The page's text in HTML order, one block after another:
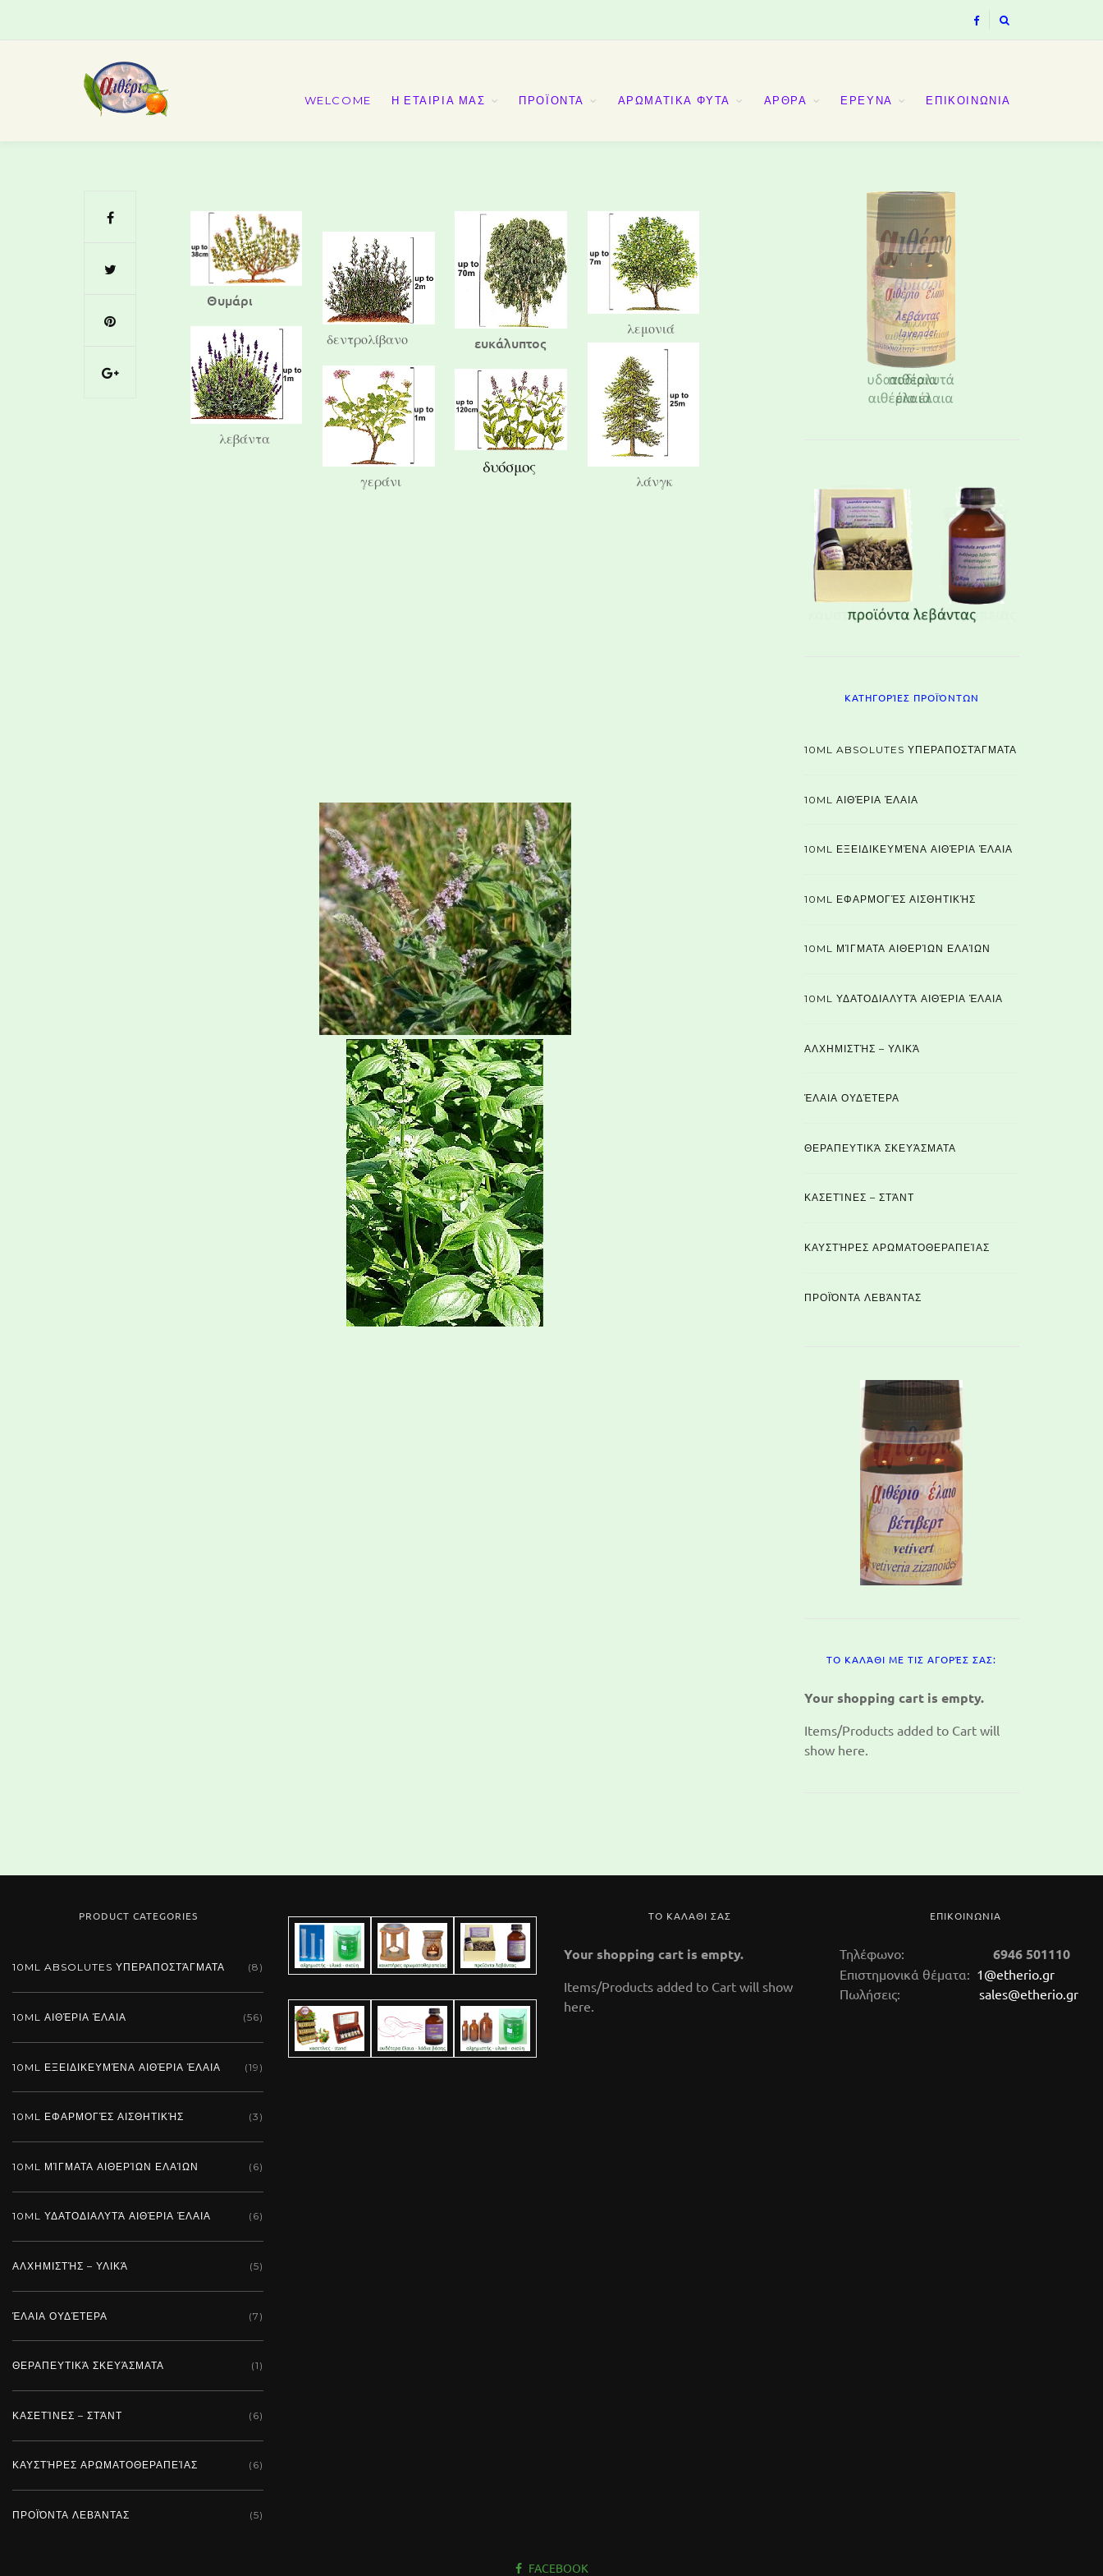
WELCOME Η ΕΤΑΙΡΙΑ ΜΑΣ ΠΡΟΪΟΝΤΑ ΑΡΩΜΑΤΙΚΑ ΦΥΤΑ ΑΡΘΡΑ ΕΡΕΥΝΑ ΕΠΙΚΟΙΝΩΝΙΑ
Θυμάρι
λεβάντα
δεντρολίβανο
γεράνι
ευκάλυπτος
δυόσμος
λεμονιά
λάνγκ
ΚΑΤΗΓΟΡΊΕΣ ΠΡΟΪΌΝΤΩΝ
10ML ABSOLUTES ΥΠΕΡΑΠΟΣΤΆΓΜΑΤΑ
10ML ΑΙΘΈΡΙΑ ΈΛΑΙΑ
10ML ΕΞΕΙΔΙΚΕΥΜΈΝΑ ΑΙΘΈΡΙΑ ΈΛΑΙΑ
10ML ΕΦΑΡΜΟΓΈΣ ΑΙΣΘΗΤΙΚΉΣ
10ML ΜΊΓΜΑΤΑ ΑΙΘΕΡΊΩΝ ΕΛΑΊΩΝ
10ML ΥΔΑΤΟΔΙΑΛΥΤΆ ΑΙΘΈΡΙΑ ΈΛΑΙΑ
ΑΛΧΗΜΙΣΤΉΣ – ΥΛΙΚΆ
ΈΛΑΙΑ ΟΥΔΈΤΕΡΑ
ΘΕΡΑΠΕΥΤΙΚΆ ΣΚΕΥΆΣΜΑΤΑ
ΚΑΣΕΤΊΝΕΣ – ΣΤΆΝΤ
ΚΑΥΣΤΉΡΕΣ ΑΡΩΜΑΤΟΘΕΡΑΠΕΊΑΣ
ΠΡΟΪΌΝΤΑ ΛΕΒΆΝΤΑΣ
ΤΟ ΚΑΛΆΘΙ ΜΕ ΤΙΣ ΑΓΟΡΈΣ ΣΑΣ:
Your shopping cart is empty.
Items/Products added to Cart will
show here.
PRODUCT CATEGORIES
10ML ABSOLUTES ΥΠΕΡΑΠΟΣΤΆΓΜΑΤΑ (8)
10ML ΑΙΘΈΡΙΑ ΈΛΑΙΑ (56)
10ML ΕΞΕΙΔΙΚΕΥΜΈΝΑ ΑΙΘΈΡΙΑ ΈΛΑΙΑ (19)
10ML ΕΦΑΡΜΟΓΈΣ ΑΙΣΘΗΤΙΚΉΣ (3)
10ML ΜΊΓΜΑΤΑ ΑΙΘΕΡΊΩΝ ΕΛΑΊΩΝ (6)
10ML ΥΔΑΤΟΔΙΑΛΥΤΆ ΑΙΘΈΡΙΑ ΈΛΑΙΑ (6)
ΑΛΧΗΜΙΣΤΉΣ – ΥΛΙΚΆ (5)
ΈΛΑΙΑ ΟΥΔΈΤΕΡΑ (7)
ΘΕΡΑΠΕΥΤΙΚΆ ΣΚΕΥΆΣΜΑΤΑ (1)
ΚΑΣΕΤΊΝΕΣ – ΣΤΆΝΤ (6)
ΚΑΥΣΤΉΡΕΣ ΑΡΩΜΑΤΟΘΕΡΑΠΕΊΑΣ (6)
ΠΡΟΪΌΝΤΑ ΛΕΒΆΝΤΑΣ (5)
ΤΟ ΚΑΛΑΘΙ ΣΑΣ
Your shopping cart is empty.
Items/Products added to Cart will show
here.
ΕΠΙΚΟΙΝΩΝΙΑ
Τηλέφωνο: 6946 501110
Επιστημονικά θέματα: 1@etherio.gr
Πωλήσεις: sales@etherio.gr
FACEBOOK